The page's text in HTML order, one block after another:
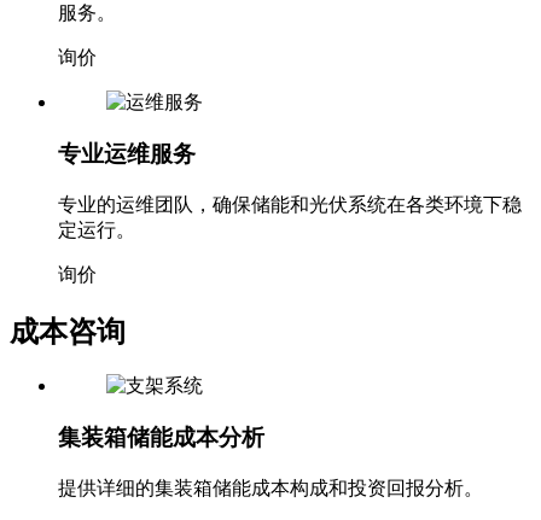
服务。
询价
专业运维服务
专业的运维团队，确保储能和光伏系统在各类环境下稳
定运行。
询价
成本咨询
集装箱储能成本分析
提供详细的集装箱储能成本构成和投资回报分析。